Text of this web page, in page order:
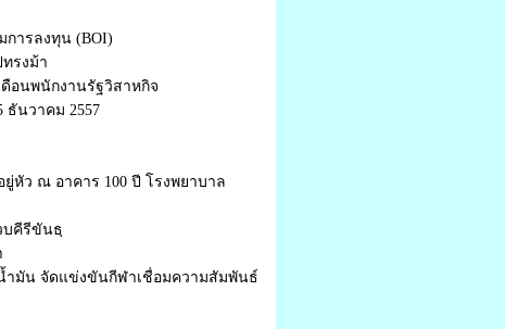
การลงทุน (BOI)
รงม้า
อนพนักงานรัฐวิสาหกิจ
ธันวาคม 2557
หัว ณ อาคาร 100 ปี โรงพยาบาล
บคีรีขันธฺ
ำมัน จัดแข่งขันกีฬาเชื่อมความสัมพันธ์